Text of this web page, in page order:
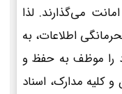
می‌گذارند. لذا
اطلاعات، به
را موظف به حفظ و
مدارک، اسناد